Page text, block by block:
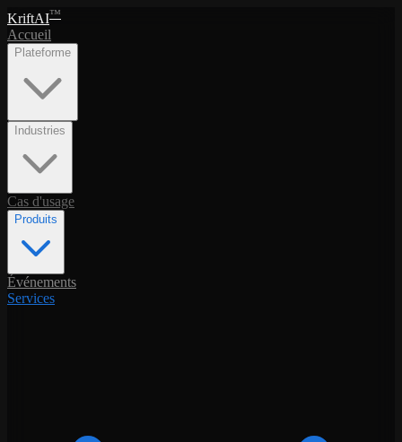
KriftAI™
Accueil
Plateforme
Industries
Cas d'usage
Produits
Événements
Services